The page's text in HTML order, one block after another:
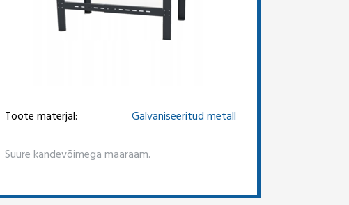
Toote materjal: Galvaniseeritud metall
Suure kandevõimega maaraam.